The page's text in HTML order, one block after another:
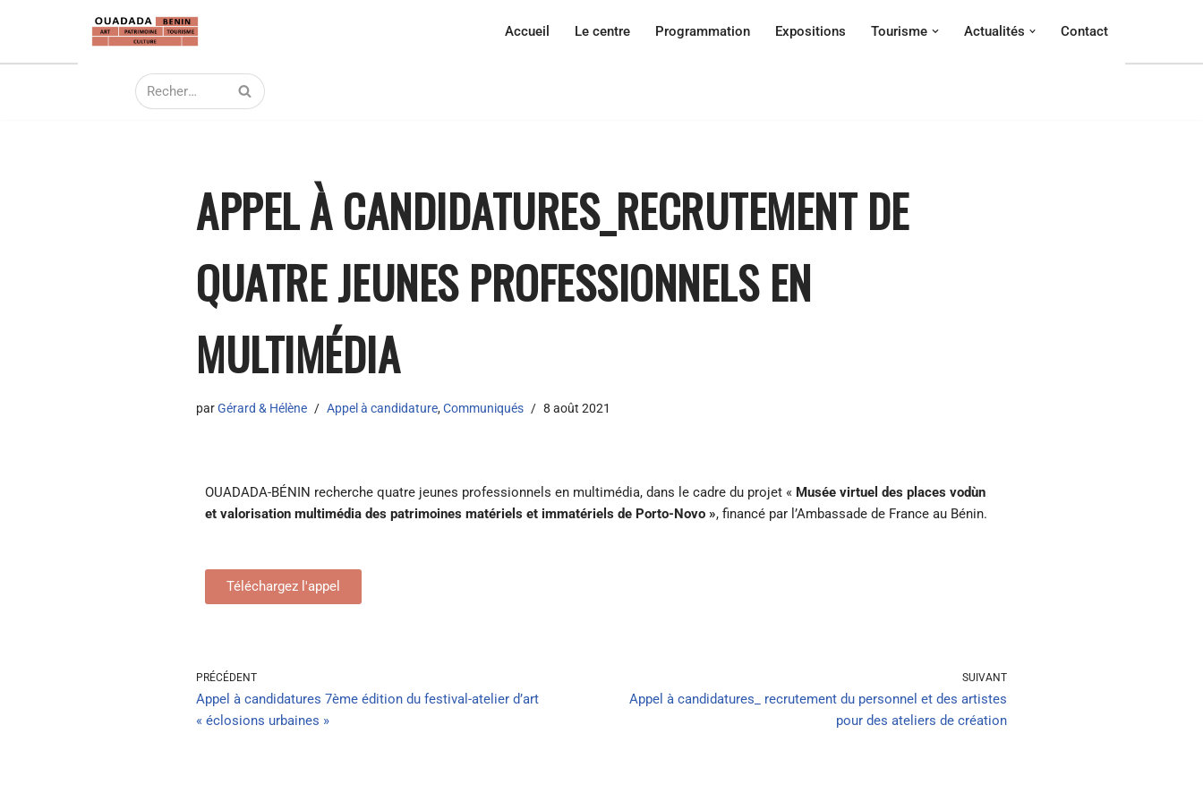
au
Accueil Le centre Programmation Expositions Tourisme Actualités Contact
APPEL À CANDIDATURES_RECRUTEMENT DE
QUATRE JEUNES PROFESSIONNELS EN
MULTIMÉDIA
parGérard & Hélène Appel à candidature,Communiqués 8 août 2021
OUADADA-BÉNIN recherche quatre jeunes professionnels en multimédia, dans le cadre du projet « Musée virtuel des places vodùn
et valorisation multimédia des patrimoines matériels et immatériels de Porto-Novo », financé par l’Ambassade de France au Bénin.
Téléchargez l'appel
PRÉCÉDENT
Appel à candidatures 7ème édition du festival-atelier d’art
« éclosions urbaines »
SUIVANT
Appel à candidatures_ recrutement du personnel et des artistes
pour des ateliers de création